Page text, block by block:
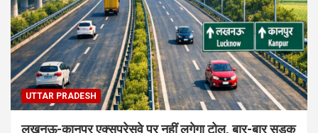
UTTAR PRADESH
लखनऊ-कानपुर एक्सप्रेसवे पर नहीं लगेगा टोल, बार-बार सड़क